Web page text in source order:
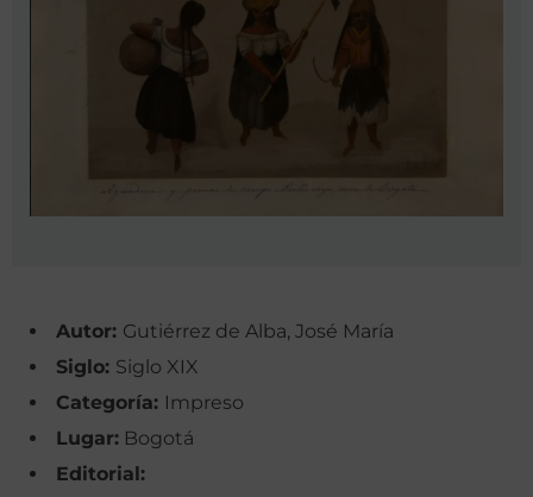
Autor: Gutiérrez de Alba, José María
Siglo: Siglo XIX
Categoría: Impreso
Lugar: Bogotá
Editorial: